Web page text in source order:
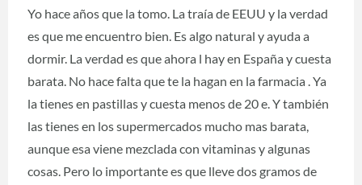
Yo hace años que la tomo. La traía de EEUU y la verdad
es que me encuentro bien. Es algo natural y ayuda a
dormir. La verdad es que ahora l hay en España y cuesta
barata. No hace falta que te la hagan en la farmacia . Ya
la tienes en pastillas y cuesta menos de 20 e. Y también
las tienes en los supermercados mucho mas barata,
aunque esa viene mezclada con vitaminas y algunas
cosas. Pero lo importante es que lleve dos gramos de